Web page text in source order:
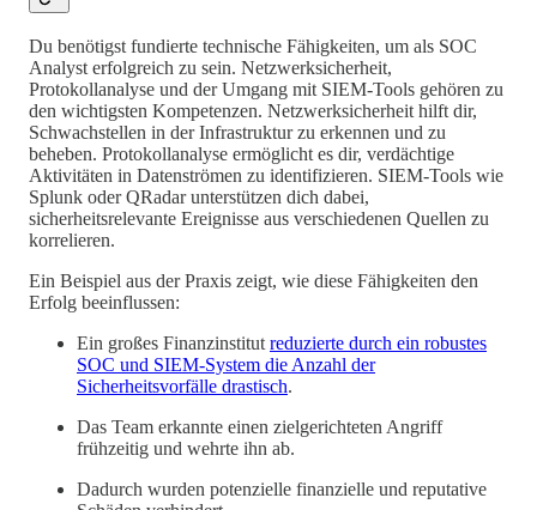
Du benötigst fundierte technische Fähigkeiten, um als SOC
Analyst erfolgreich zu sein. Netzwerksicherheit,
Protokollanalyse und der Umgang mit SIEM-Tools gehören zu
den wichtigsten Kompetenzen. Netzwerksicherheit hilft dir,
Schwachstellen in der Infrastruktur zu erkennen und zu
beheben. Protokollanalyse ermöglicht es dir, verdächtige
Aktivitäten in Datenströmen zu identifizieren. SIEM-Tools wie
Splunk oder QRadar unterstützen dich dabei,
sicherheitsrelevante Ereignisse aus verschiedenen Quellen zu
korrelieren.
Ein Beispiel aus der Praxis zeigt, wie diese Fähigkeiten den
Erfolg beeinflussen:
Ein großes Finanzinstitut reduzierte durch ein robustes
SOC und SIEM-System die Anzahl der
Sicherheitsvorfälle drastisch.
Das Team erkannte einen zielgerichteten Angriff
frühzeitig und wehrte ihn ab.
Dadurch wurden potenzielle finanzielle und reputative